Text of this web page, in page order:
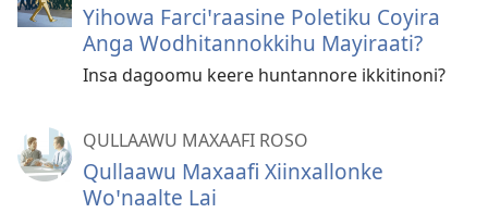
Yihowa Farciꞌraasine Poletiku Coyira
Anga Wodhitannokkihu Mayiraati?
Insa dagoomu keere huntannore ikkitinoni?
QULLAAWU MAXAAFI ROSO
Qullaawu Maxaafi Xiinxallonke
Woꞌnaalte Lai